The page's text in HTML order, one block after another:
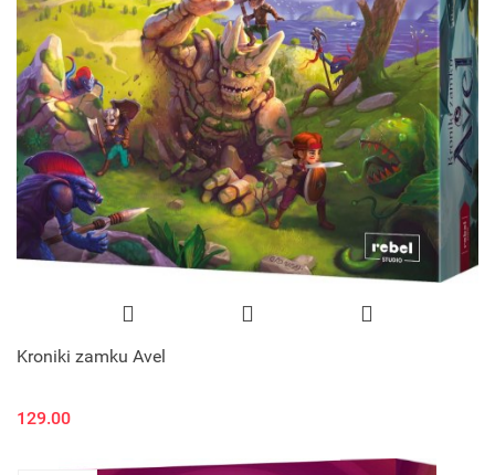
Kroniki zamku Avel
129.00